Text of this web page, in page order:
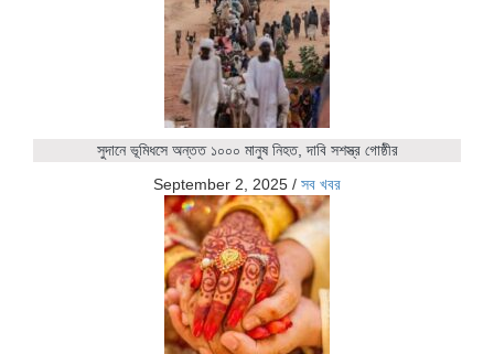
সুদানে ভূমিধসে অন্তত ১০০০ মানুষ নিহত, দাবি সশস্ত্র গোষ্ঠীর
September 2, 2025 / সব খবর